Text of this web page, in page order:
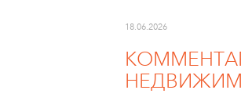
18.06.2026